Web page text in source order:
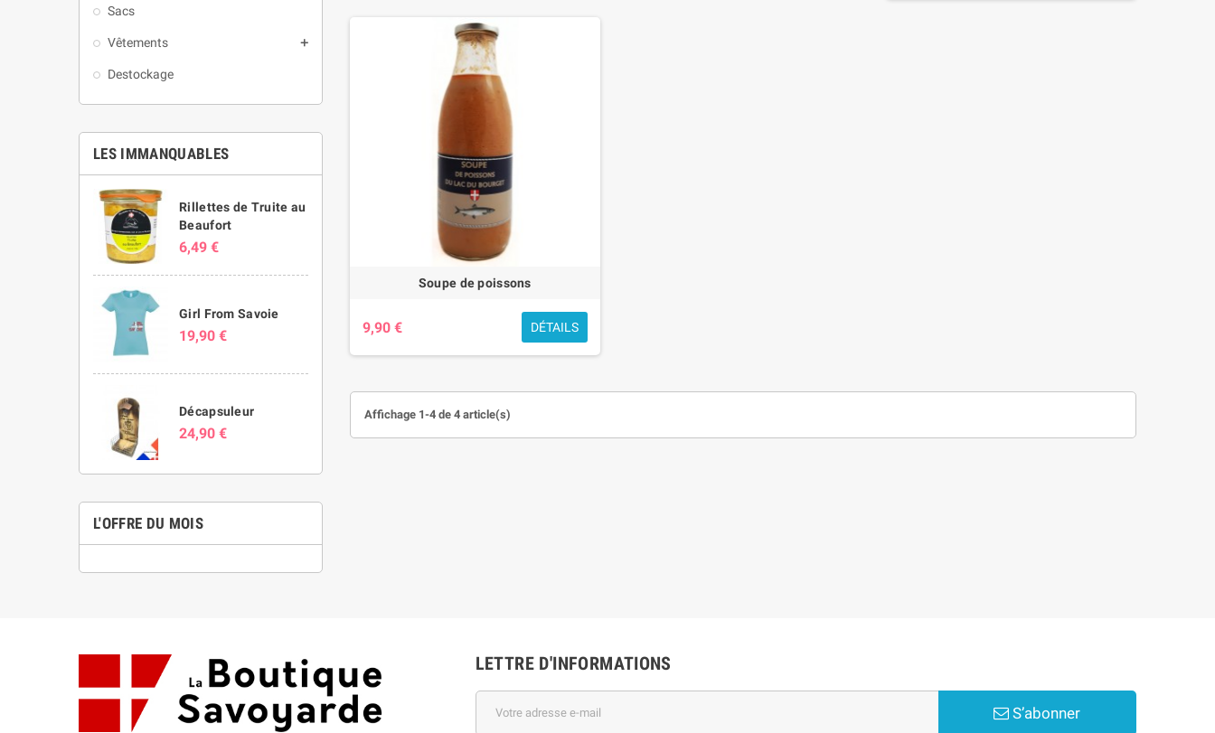
Sacs
Vêtements 
Destockage
LES IMMANQUABLES
Rillettes de Truite au
Beaufort
6,49 €
Girl From Savoie
19,90 €
Décapsuleur
24,90 €
L'OFFRE DU MOIS
Soupe de poissons
9,90 € DÉTAILS
Affichage 1-4 de 4 article(s)
LETTRE D'INFORMATIONS
S’abonner